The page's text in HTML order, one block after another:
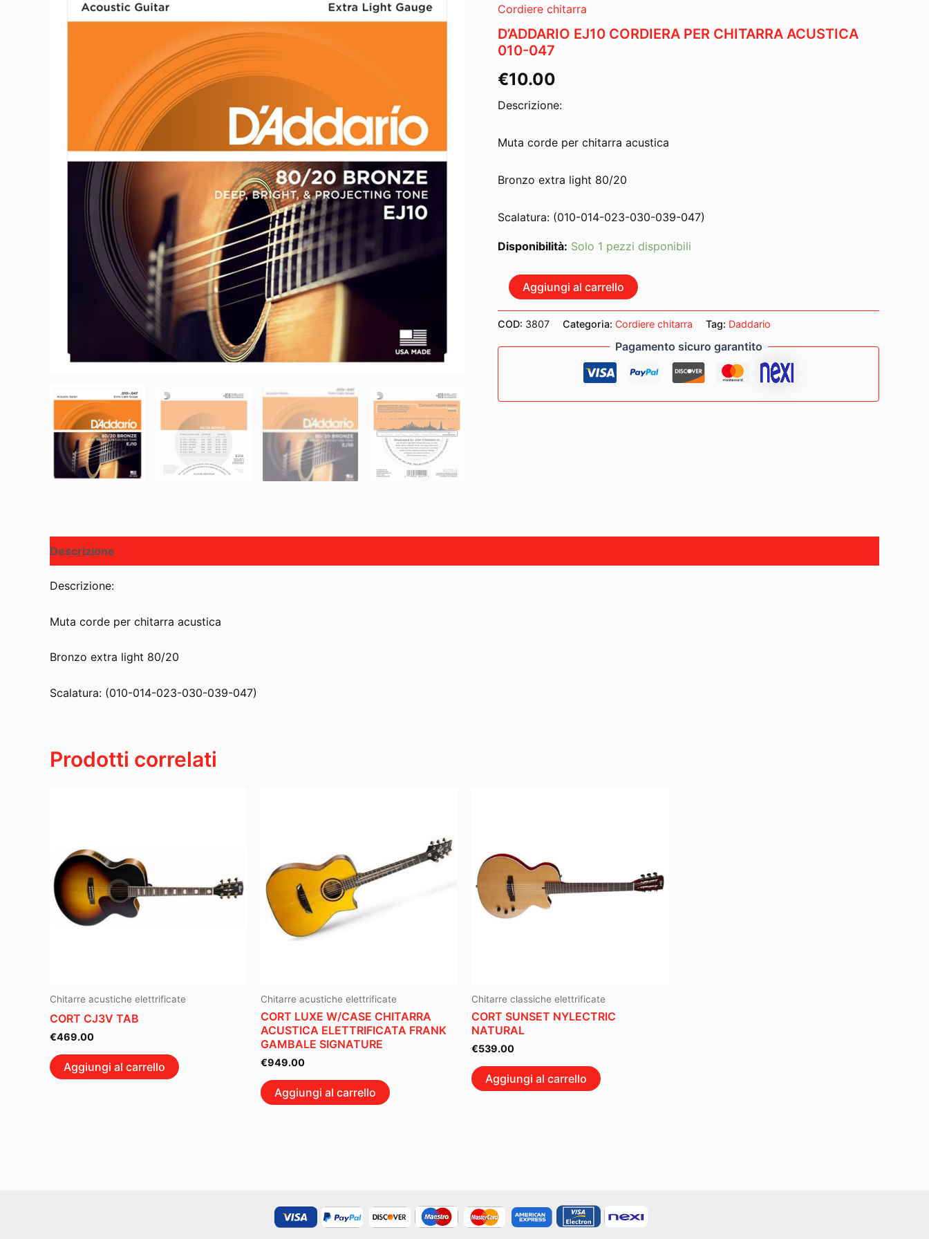
Cordiere chitarra
D’ADDARIO EJ10 CORDIERA PER CHITARRA ACUSTICA
010-047
€10.00
Descrizione:
Muta corde per chitarra acustica
Bronzo extra light 80/20
Scalatura: (010-014-023-030-039-047)
Disponibilità: Solo 1 pezzi disponibili
D'ADDARIO
EJ10
CORDIERA
PER
ACUSTICA
Aggiungi al carrello
COD: 3807 Categoria: Cordiere chitarra Tag: Daddario
Pagamento sicuro garantito
Descrizione
Descrizione:
Muta corde per chitarra acustica
Bronzo extra light 80/20
Scalatura: (010-014-023-030-039-047)
Prodotti correlati
Chitarre acustiche elettrificate
CORT CJ3V TAB
€469.00
Aggiungi al carrello
Chitarre acustiche elettrificate
CORT LUXE W/CASE CHITARRA
ACUSTICA ELETTRIFICATA FRANK
GAMBALE SIGNATURE
€949.00
Aggiungi al carrello
Chitarre classiche elettrificate
CORT SUNSET NYLECTRIC
NATURAL
€539.00
Aggiungi al carrello